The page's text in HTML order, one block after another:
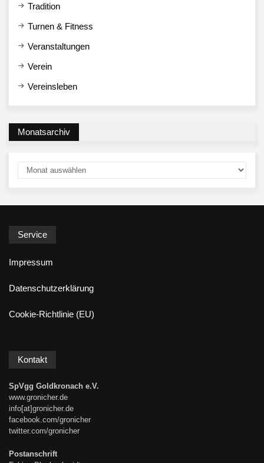
Tradition
Turnen & Fitness
Veranstaltungen
Verein
Vereinsleben
Monatsarchiv
Service
Impressum
Datenschutzerklärung
Cookie-Richtlinie (EU)
Kontakt
SpVgg Goldkronach e.V.
www.gronicher.de
info[at]gronicher.de
facebook.com/gronicher
twitter.com/gronicher
Postanschrift